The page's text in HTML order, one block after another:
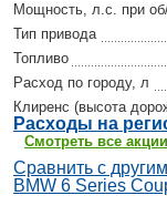
Мощность, л.с. при
Тип привода
Топливо
Расход по городу, л
Клиренс (высота
Расходы на
Смотреть все
Сравнить с
BMW 6 Series